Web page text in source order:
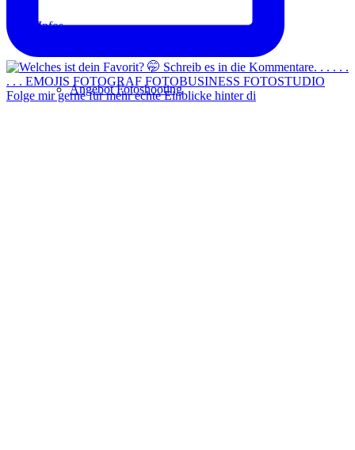
Infos
Angebot Fotoshooting
Folge mir gerne für mehr echte Einblicke hinter di